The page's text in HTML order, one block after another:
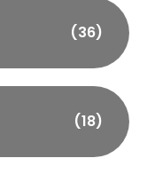
(36)
(18)